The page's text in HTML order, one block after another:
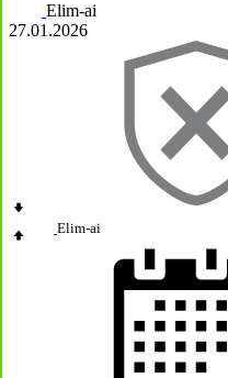
Elim-ai
27.01.2026
Elim-ai